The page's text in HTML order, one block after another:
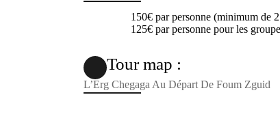
150€ par personne (minimum de
125€ par personne pour les
Tour map :
L’Erg Chegaga Au Départ De Foum Zguid